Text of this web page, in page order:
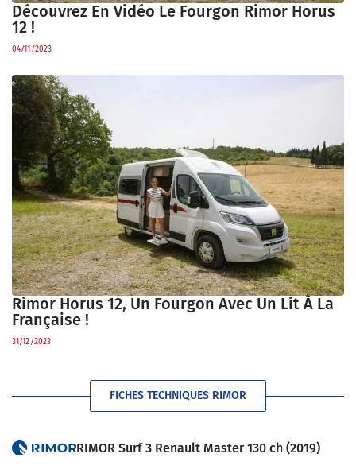
Découvrez En Vidéo Le Fourgon Rimor Horus
12 !
04/11/2023
Rimor Horus 12, Un Fourgon Avec Un Lit À La
Française !
31/12/2023
FICHES TECHNIQUES RIMOR
RIMOR Surf 3 Renault Master 130 ch (2019)